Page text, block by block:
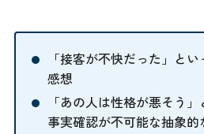
「接客が不快だった」と
感想
「あの人は性格が悪そう
事実確認が不可能な抽象的